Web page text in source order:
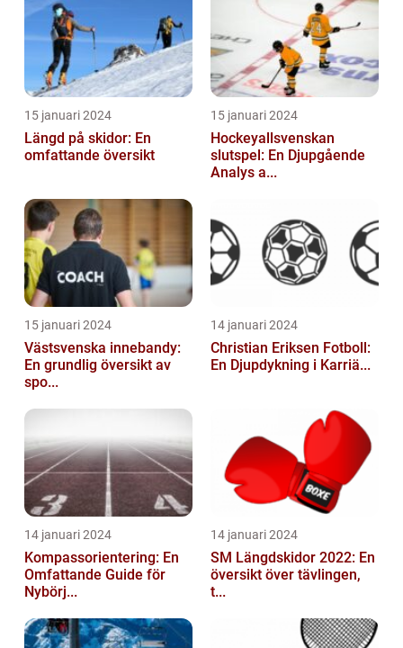
15 januari 2024
Längd på skidor: En
omfattande översikt
15 januari 2024
Hockeyallsvenskan
slutspel: En Djupgående
Analys a...
15 januari 2024
Västsvenska innebandy:
En grundlig översikt av
spo...
14 januari 2024
Christian Eriksen Fotboll:
En Djupdykning i Karriä...
14 januari 2024
Kompassorientering: En
Omfattande Guide för
Nybörj...
14 januari 2024
SM Längdskidor 2022: En
översikt över tävlingen,
t...